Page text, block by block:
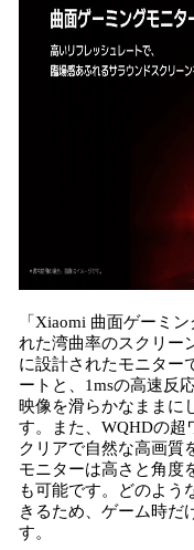
「Xiaomi 曲面ゲーミ
れた湾曲率のスクリー
に設計されたモニター
ートと、1msの高速反
映像を滑らかなままに
す。また、WQHDの超
クリアで自然な高画質
モニターは高さと角度
も可能です。どのよう
きるため、ゲーム時だ
す。